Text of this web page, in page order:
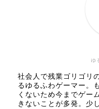
ゆ
社会人で残業ゴリゴリ
るゆるふわゲーマー。
くないため今までゲー
きないことが多発。少